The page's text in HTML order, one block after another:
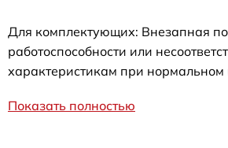
Для комплектующих: Внезапная
работоспособности или
характеристикам при нормальном
Показать полностью